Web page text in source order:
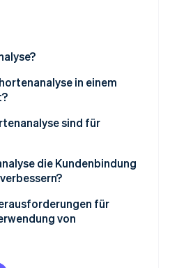
Sie, wie Stripe Lösungen für
ansehen
Marktplatz
in einem
strukturiert sind
sind für
die Kundenbindung
erkennen
für
von
Daten